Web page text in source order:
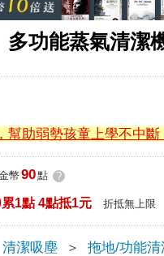
多功能蒸氣清潔
幫助弱勢孩童上學不中斷
幣 90點 ?
1點 4點抵1元 折抵無上限
清潔吸塵 ＞ 拖地/功能清